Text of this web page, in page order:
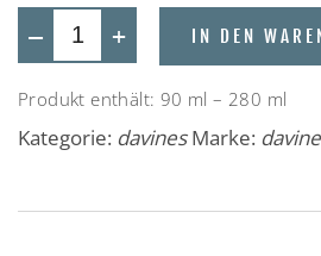
+
— IN DEN
Produkt enthält: 90 ml – 280 ml
Kategorie: davines Marke: